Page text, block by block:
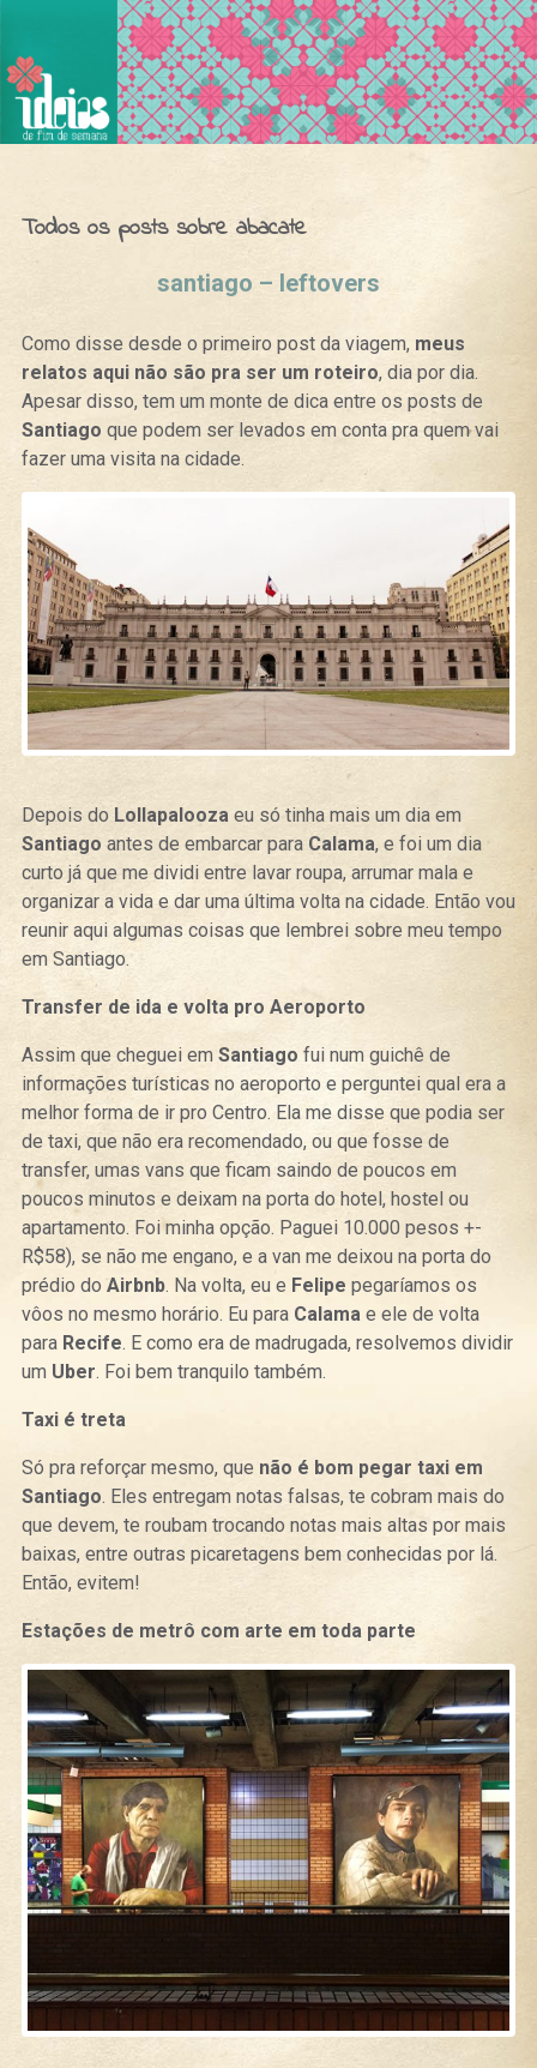
Ideias de Fim de Semana
Todos os posts sobre abacate
santiago – leftovers
Como disse desde o primeiro post da viagem, meus
relatos aqui não são pra ser um roteiro, dia por dia.
Apesar disso, tem um monte de dica entre os posts de
Santiago que podem ser levados em conta pra quem vai
fazer uma visita na cidade.
Depois do Lollapalooza eu só tinha mais um dia em
Santiago antes de embarcar para Calama, e foi um dia
curto já que me dividi entre lavar roupa, arrumar mala e
organizar a vida e dar uma última volta na cidade. Então vou
reunir aqui algumas coisas que lembrei sobre meu tempo
em Santiago.
Transfer de ida e volta pro Aeroporto
Assim que cheguei em Santiago fui num guichê de
informações turísticas no aeroporto e perguntei qual era a
melhor forma de ir pro Centro. Ela me disse que podia ser
de taxi, que não era recomendado, ou que fosse de
transfer, umas vans que ficam saindo de poucos em
poucos minutos e deixam na porta do hotel, hostel ou
apartamento. Foi minha opção. Paguei 10.000 pesos +-
R$58), se não me engano, e a van me deixou na porta do
prédio do Airbnb. Na volta, eu e Felipe pegaríamos os
vôos no mesmo horário. Eu para Calama e ele de volta
para Recife . E como era de madrugada, resolvemos dividir
um Uber . Foi bem tranquilo também.
Taxi é treta
Só pra reforçar mesmo, que não é bom pegar taxi em
Santiago. Eles entregam notas falsas, te cobram mais do
que devem, te roubam trocando notas mais altas por mais
baixas, entre outras picaretagens bem conhecidas por lá.
Então, evitem!
Estações de metrô com arte em toda parte